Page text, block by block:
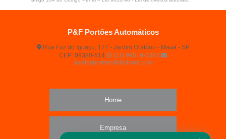
P&F Portões Automáticos
Rua Foz do Iguaçu, 127 - Jardim Oratório - Mauá - SP
CEP: 09380-514
(11) 99516-0364
assitecportoes@hotmail.com
Home
Empresa